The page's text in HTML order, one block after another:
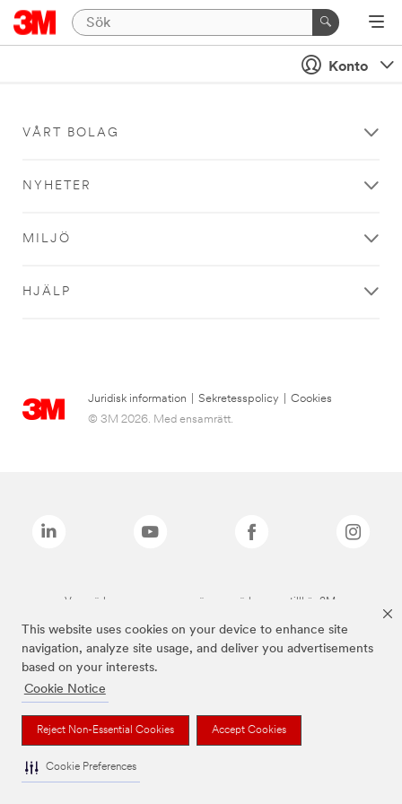
This website uses cookies on your device to enhance site
navigation, analyze site usage, and deliver you advertisements
based on your interests.
Cookie Notice
Reject Non-Essential Cookies Accept Cookies
Cookie Preferences
Konto
VÅRT BOLAG
NYHETER
MILJÖ
HJÄLP
Juridisk information Sekretesspolicy
Cookies
© 3M 2026. Med ensamrätt.
Varumärken som anges ovan är varumärken som tillhör 3M.